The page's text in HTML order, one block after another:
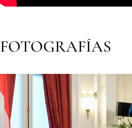
FOTOGRAFÍAS